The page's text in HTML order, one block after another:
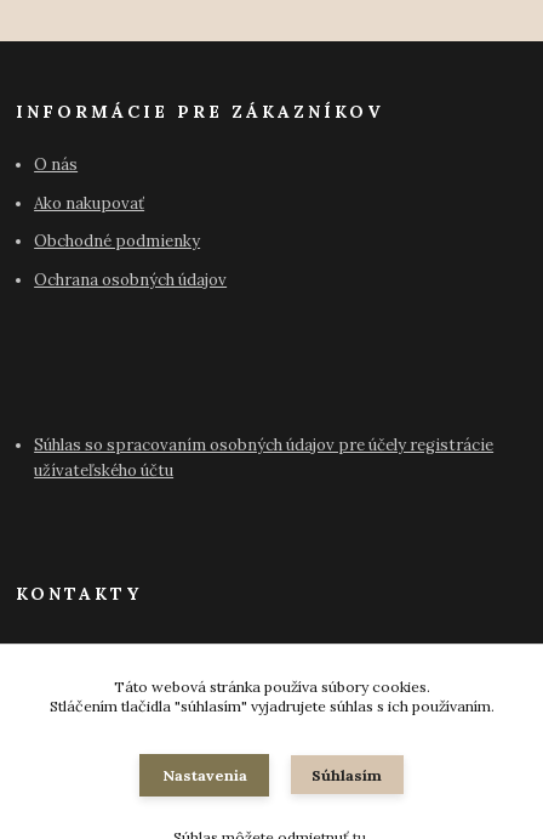
INFORMÁCIE PRE ZÁKAZNÍKOV
O nás
Ako nakupovať
Obchodné podmienky
Ochrana osobných údajov
Súhlas so spracovaním osobných údajov pre účely registrácie
užívateľského účtu
KONTAKTY
Táto webová stránka používa súbory cookies.
Stláčením tlačidla "súhlasím" vyjadrujete súhlas s ich používaním.
Nastavenia Súhlasím